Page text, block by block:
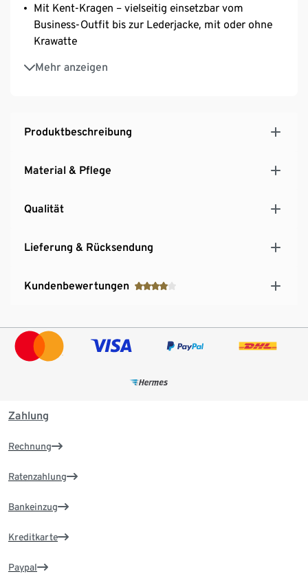
Mit Kent-Kragen – vielseitig einsetzbar vom
Business-Outfit bis zur Lederjacke, mit oder ohne
Krawatte
Mehr anzeigen
Hohe Formstabilität durch Markeneinlagen in
Kragen und Manschetten
Produktbeschreibung
Material & Pflege
Qualität
Lieferung & Rücksendung
Kundenbewertungen
Zahlung
Rechnung
Ratenzahlung
Bankeinzug
Kreditkarte
Paypal